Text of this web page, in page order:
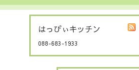
はっぴぃキッチン
088-683-1933